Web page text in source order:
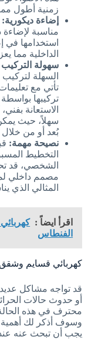
زمنية أطول
إضاءة ديكورية:
مناسبة لإضاءة
استخدامها في
الداخلية مما
سهولة التركيب
السهلة
تأتي مع
تركيبها
الاستعانة
سهلاً، حيث
بُعد أو من خلال
نصيحة مهمة:
التخطيط
الشخصي، قد
مصمم داخلي
المثالي الذي
اقرأ ايضاً :
الفنطاس
كهربائي قسايم
قد تواجه مشاكل
أو حدوث حالات
محترف في هذه
وسوف أذكر لك
يجب أن تبحث عنه